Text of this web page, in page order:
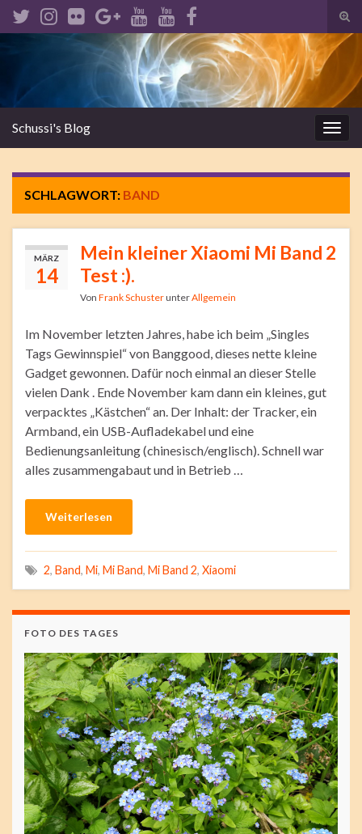
Search for:
Schussi's Blog
SCHLAGWORT: BAND
MÄRZ
14
Mein kleiner Xiaomi Mi Band 2
Test :).
Von Frank SchusterunterAllgemein
Im November letzten Jahres, habe ich beim „Singles
Tags Gewinnspiel“ von Banggood, dieses nette kleine
Gadget gewonnen. Dafür noch einmal an dieser Stelle
vielen Dank . Ende November kam dann ein kleines, gut
verpacktes „Kästchen“ an. Der Inhalt: der Tracker, ein
Armband, ein USB-Aufladekabel und eine
Bedienungsanleitung (chinesisch/englisch). Schnell war
alles zusammengabaut und in Betrieb …
Weiterlesen
2, Band, Mi, Mi Band, Mi Band 2, Xiaomi
FOTO DES TAGES